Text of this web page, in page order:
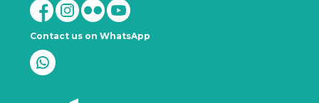
Contact us on WhatsApp